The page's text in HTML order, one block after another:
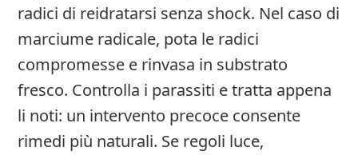
radici di reidratarsi senza shock. Nel caso di
marciume radicale, pota le radici
compromesse e rinvasa in substrato
fresco. Controlla i parassiti e tratta appena
li noti: un intervento precoce consente
rimedi più naturali. Se regoli luce,